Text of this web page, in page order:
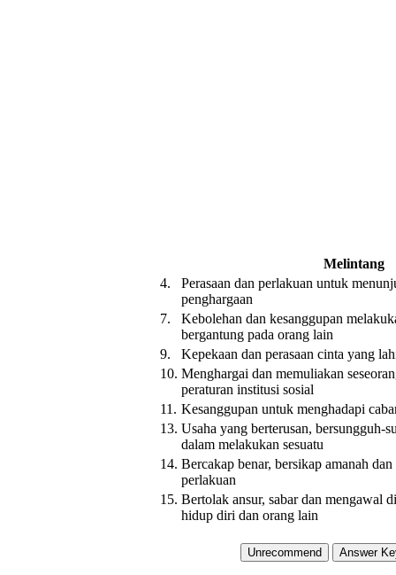
Melintang
4.
Perasaan dan perlakuan untuk
penghargaan
7.
Kebolehan dan kesanggupan
bergantung pada orang lain
9.
Kepekaan dan perasaan cinta yang
10. Menghargai dan memuliakan
peraturan institusi sosial
11. Kesanggupan untuk menghadapi
13. Usaha yang berterusan, bersungguh-
dalam melakukan sesuatu
14. Bercakap benar, bersikap amanah
perlakuan
15. Bertolak ansur, sabar dan mengawal
hidup diri dan orang lain